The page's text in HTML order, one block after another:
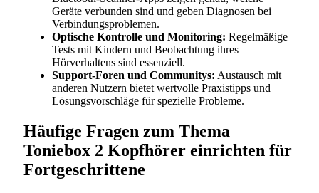
Geräte verbunden sind und geben Diagnosen bei
Verbindungsproblemen.
Optische Kontrolle und Monitoring: Regelmäßige
Tests mit Kindern und Beobachtung ihres
Hörverhaltens sind essenziell.
Support-Foren und Communitys: Austausch mit
anderen Nutzern bietet wertvolle Praxistipps und
Lösungsvorschläge für spezielle Probleme.
Häufige Fragen zum Thema
Toniebox 2 Kopfhörer einrichten für
Fortgeschrittene